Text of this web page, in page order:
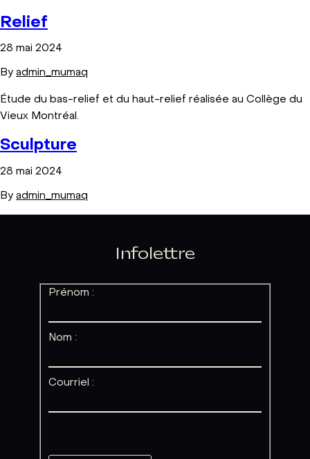
Relief
28 mai 2024
By admin_mumaq
Étude du bas-relief et du haut-relief réalisée au Collège du
Vieux Montréal.
Sculpture
28 mai 2024
By admin_mumaq
Infolettre
Prénom :
Nom :
Courriel :